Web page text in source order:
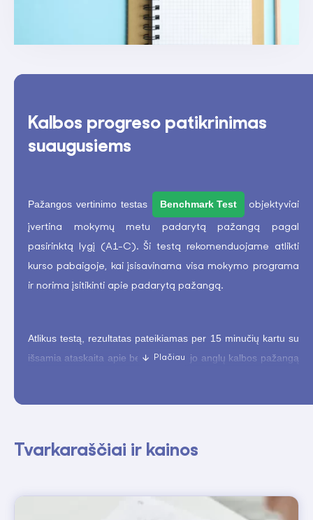
Kalbos progreso patikrinimas
suaugusiems
Pažangos vertinimo testas Benchmark Test objektyviai
įvertina mokymų metu padarytą pažangą pagal
pasirinktą lygį (A1-C). Ši testą rekomenduojame atlikti
kurso pabaigoje, kai įsisavinama visa mokymo programa
ir norima įsitikinti apie padarytą pažangą.
Atlikus testą, rezultatas pateikiamas per 15 minučių kartu su
išsamia ataskaita apie besimokančiojo anglų kalbos pažangą
). Ataskaitoje detaliai aprašomi kandidato gebėjimai,
rekomendacijos siekiant aukštesnio lygio žinių.
Greitas, patikimas ir objektyvus įvertinimas.
Tvarkaraščiai ir kainos